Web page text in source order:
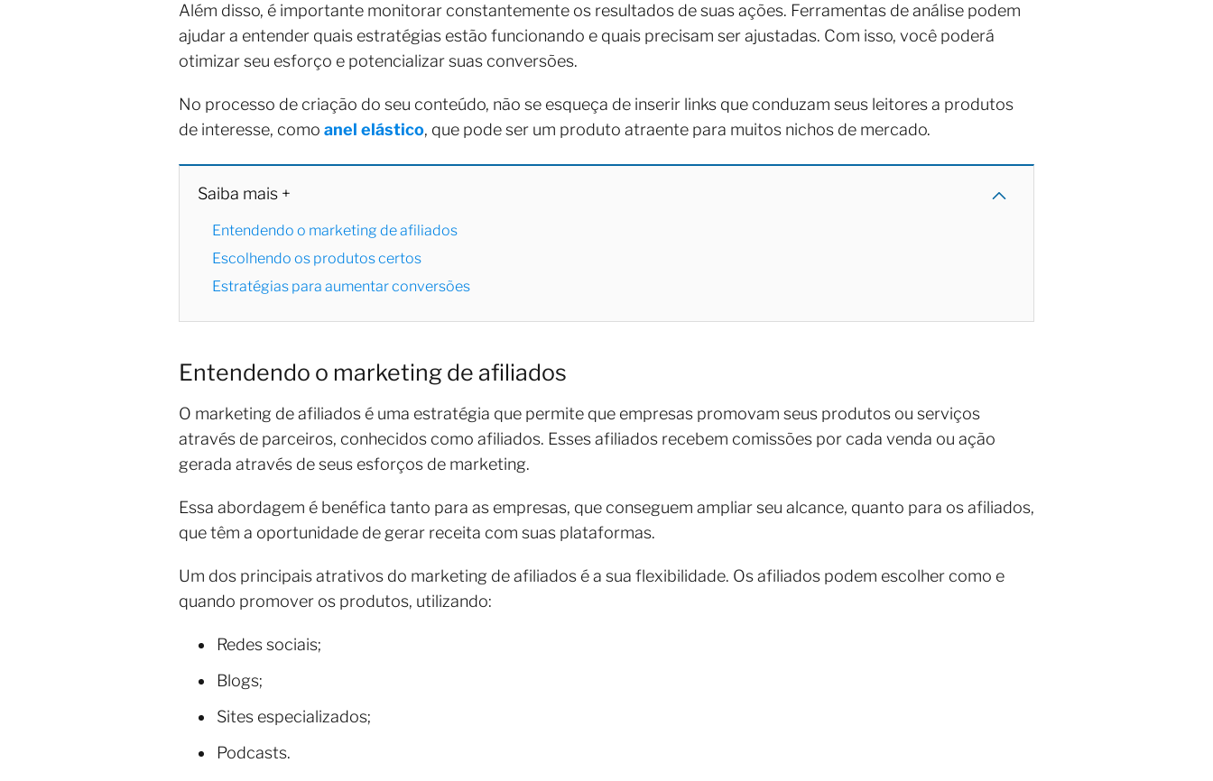
Além disso, é importante monitorar constantemente os resultados de suas ações. Ferramentas de análise podem
ajudar a entender quais estratégias estão funcionando e quais precisam ser ajustadas. Com isso, você poderá
otimizar seu esforço e potencializar suas conversões.
No processo de criação do seu conteúdo, não se esqueça de inserir links que conduzam seus leitores a produtos
de interesse, como anel elástico, que pode ser um produto atraente para muitos nichos de mercado.
Saiba mais +
Entendendo o marketing de afiliados
Escolhendo os produtos certos
Estratégias para aumentar conversões
Entendendo o marketing de afiliados
O marketing de afiliados é uma estratégia que permite que empresas promovam seus produtos ou serviços
através de parceiros, conhecidos como afiliados. Esses afiliados recebem comissões por cada venda ou ação
gerada através de seus esforços de marketing.
Essa abordagem é benéfica tanto para as empresas, que conseguem ampliar seu alcance, quanto para os afiliados,
que têm a oportunidade de gerar receita com suas plataformas.
Um dos principais atrativos do marketing de afiliados é a sua flexibilidade. Os afiliados podem escolher como e
quando promover os produtos, utilizando:
Redes sociais;
Blogs;
Sites especializados;
Podcasts.